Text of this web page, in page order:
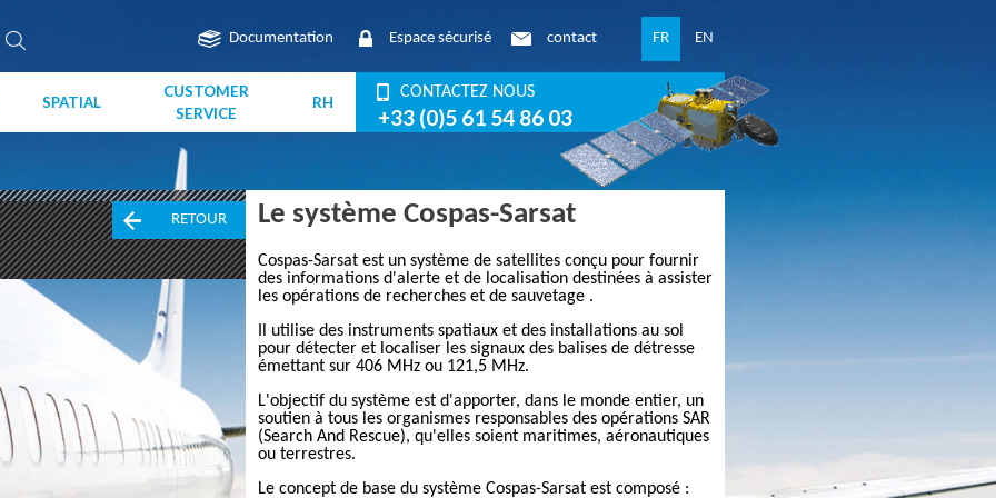
FR EN
Documentation Espace sécurisé contact
SPATIAL
CUSTOMER
SERVICE
RH
CONTACTEZ NOUS
+33 (0)5 61 54 86 03
Le système Cospas-Sarsat
Cospas-Sarsat est un système de satellites conçu pour fournir
des informations d'alerte et de localisation destinées à assister
les opérations de recherches et de sauvetage .
Il utilise des instruments spatiaux et des installations au sol
pour détecter et localiser les signaux des balises de détresse
émettant sur 406 MHz ou 121,5 MHz.
L'objectif du système est d'apporter, dans le monde entier, un
soutien à tous les organismes responsables des opérations SAR
(Search And Rescue), qu'elles soient maritimes, aéronautiques
ou terrestres.
Le concept de base du système Cospas-Sarsat est composé :
RETOUR